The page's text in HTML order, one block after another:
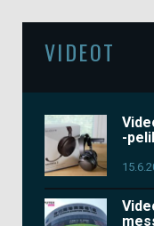
VIDEOT
-